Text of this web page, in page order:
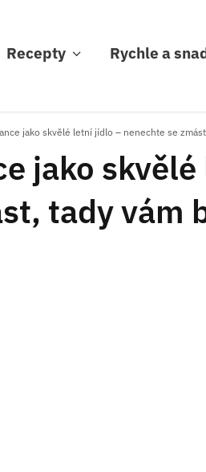
Recepty Rychle a
jako skvělé letní jídlo – nenechte se
jako
tady vám